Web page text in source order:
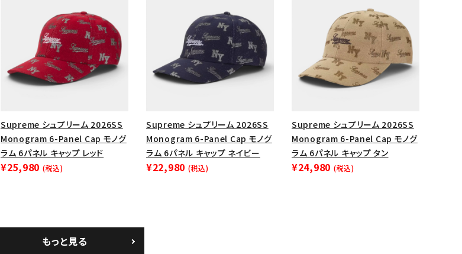
Supreme シュプリーム 2026SS
Monogram 6-Panel Cap モノグ
ラム 6パネル キャップ レッド
¥25,980 (税込)
Supreme シュプリーム 2026SS
Monogram 6-Panel Cap モノグ
ラム 6パネル キャップ ネイビー
¥22,980 (税込)
Supreme シュプリーム 2026SS
Monogram 6-Panel Cap モノグ
ラム 6パネル キャップ タン
¥24,980 (税込)
もっと見る